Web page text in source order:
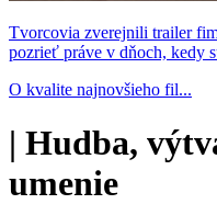
Tvorcovia zverejnili trailer
pozrieť práve v dňoch, kedy
O kvalite najnovšieho fil...
| Hudba,
umenie